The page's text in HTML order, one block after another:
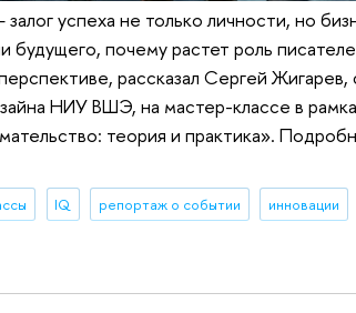
успеха не только личности, но
почему растет роль
рассказал Сергей Жигарев,
НИУ ВШЭ, на мастер-классе в
теория и практика».
IQ репортаж о событии инновации